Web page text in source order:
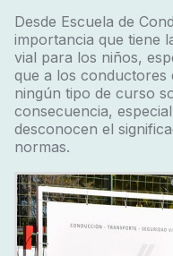
Desde Escuela de
importancia que tiene
vial para los niños,
que a los conductores
ningún tipo de curso
consecuencia,
desconocen el
normas.